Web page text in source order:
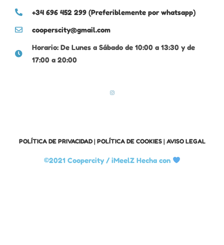
+34 696 452 299 (Preferiblemente por whatsapp)
cooperscity@gmail.com
Horario: De Lunes a Sábado de 10:00 a 13:30 y de
17:00 a 20:00
POLÍTICA DE PRIVACIDAD| POLÍTICA DE COOKIES| AVISO LEGAL
©2021 Coopercity /iMeelZ Hecha con